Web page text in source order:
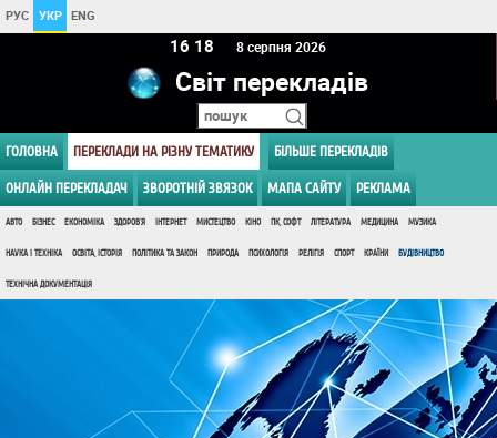
РУС УКР ENG
16 18 8 серпня 2026
Світ перекладів
ГОЛОВНА ПЕРЕКЛАДИ НА РІЗНУ ТЕМАТИКУ БІЛЬШЕ ПЕРЕКЛАДІВ
ОНЛАЙН ПЕРЕКЛАДАЧ ЗВОРОТНІЙ ЗВЯЗОК МАПА САЙТУ РЕКЛАМА
АВТО БІЗНЕС ЕКОНОМІКА ЗДОРОВ'Я ІНТЕРНЕТ МИСТЕЦТВО КІНО ПК, СОФТ ЛІТЕРАТУРА МЕДИЦИНА МУЗИКА
НАУКА І ТЕХНІКА ОСВІТА, ІСТОРІЯ ПОЛІТИКА ТА ЗАКОН ПРИРОДА ПСИХОЛОГІЯ РЕЛІГІЯ СПОРТ КРАЇНИ БУДІВНИЦТВО
ТЕХНІЧНА ДОКУМЕНТАЦІЯ